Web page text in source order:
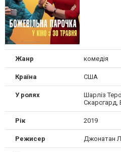
Жанр комедія
Країна США
У ролях
Шарліз
Скарсгард,
Рік 2019
Режисер Джонатан